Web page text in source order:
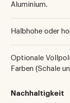
Aluminium.
Halbhohe oder
Optionale
Farben (Schale
Nachhaltigkeit